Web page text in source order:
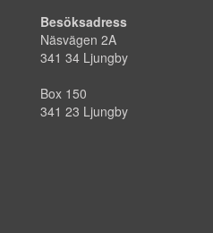
Besöksadress
Näsvägen 2A
341 34 Ljungby
Box 150
341 23 Ljungby